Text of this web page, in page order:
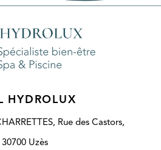
HYDROLUX
Rue des Castors,
30700 Uzès